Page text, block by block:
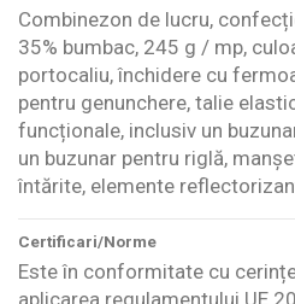
Combinezon de lucru,
35% bumbac, 245 g / mp,
portocaliu, închidere cu
pentru genunchere, talie
funcționale, inclusiv un
un buzunar pentru riglă,
întărite, elemente
Certificari/Norme
Este în conformitate cu
aplicarea regulamentului UE